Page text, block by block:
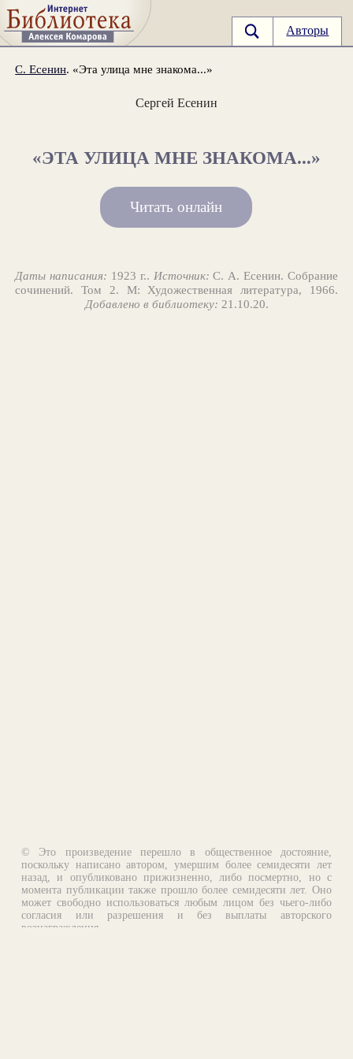
Авторы
С. Есенин. «Эта улица мне знакома...»
Сергей Есенин
«ЭТА УЛИЦА МНЕ ЗНАКОМА...»
Читать онлайн
Даты написания: 1923 г.. Источник: С. А. Есенин. Собрание
сочинений. Том 2. М: Художественная литература, 1966.
Добавлено в библиотеку: 21.10.20.
© Это произведение перешло в общественное достояние,
поскольку написано автором, умершим более семидесяти лет
назад, и опубликовано прижизненно, либо посмертно, но с
момента публикации также прошло более семидесяти лет. Оно
может свободно использоваться любым лицом без чьего-либо
согласия или разрешения и без выплаты авторского
вознаграждения.